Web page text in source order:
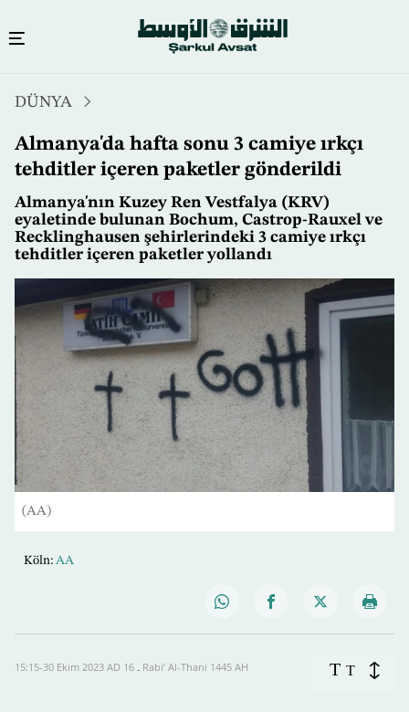
içeriğe
atla
DÜNYA
Almanya'da hafta sonu 3 camiye ırkçı
tehditler içeren paketler gönderildi
Almanya'nın Kuzey Ren Vestfalya (KRV)
eyaletinde bulunan Bochum, Castrop-Rauxel ve
Recklinghausen şehirlerindeki 3 camiye ırkçı
tehditler içeren paketler yollandı
(AA)
Köln: AA
15:15-30 Ekim 2023 AD ـ 16 Rabi’ Al-Thani 1445 AH T T